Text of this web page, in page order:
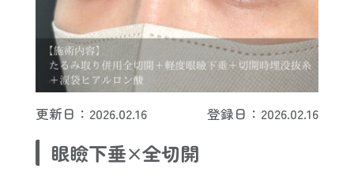
更新日：2026.02.16 登録日：2026.02.16
眼瞼下垂×全切開